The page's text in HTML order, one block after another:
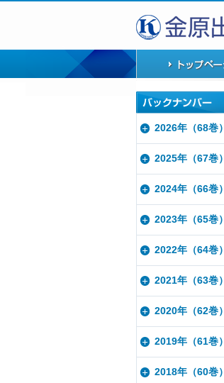
2026年（68巻）
2025年（67巻）
2024年（66巻）
2023年（65巻）
2022年（64巻）
2021年（63巻）
2020年（62巻）
2019年（61巻）
2018年（60巻）